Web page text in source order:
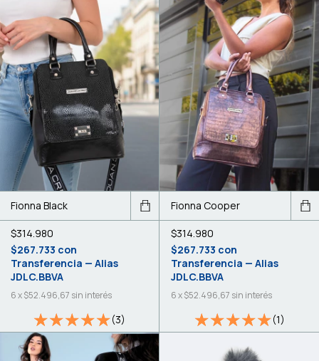
Fionna Black
$314.980
$267.733 con
Transferencia — Alias
JDLC.BBVA
6x$52.496,67 sin interés
(3)
Fionna Cooper
$314.980
$267.733 con
Transferencia — Alias
JDLC.BBVA
6x$52.496,67 sin interés
(1)